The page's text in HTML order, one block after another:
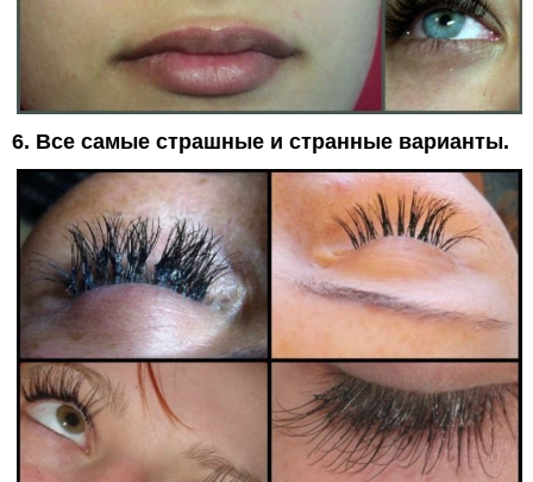
6. Все самые страшные и странные варианты.